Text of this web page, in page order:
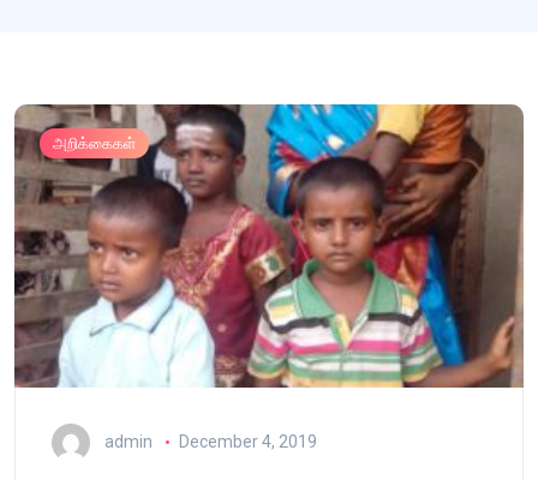
அறிக்கைகள்
admin December 4, 2019